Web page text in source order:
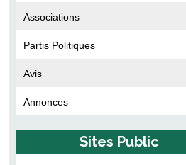
Associations
Partis Politiques
Avis
Annonces
Sites Public